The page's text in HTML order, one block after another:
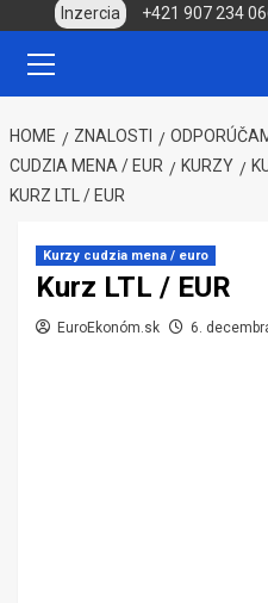
content
Inzercia +421 907 234
Menu
HOME ZNALOSTI
CUDZIA MENA / EUR
KURZY
KURZ LTL / EUR
Kurzy cudzia mena / euro
Kurz LTL / EUR
EuroEkonóm.sk 6.